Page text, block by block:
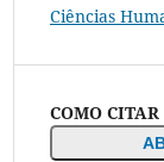
Ciências
COMO CITAR